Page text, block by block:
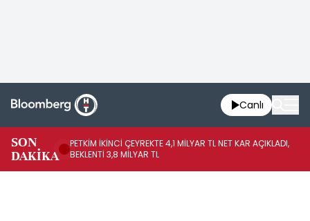
Canlı
SON
DAKİKA
PETKİM İKİNCİ ÇEYREKTE 4,1 MİLYAR TL NET KAR AÇIKLADI,
BEKLENTİ 3,8 MİLYAR TL